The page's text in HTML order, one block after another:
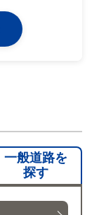
一般道路を
探す